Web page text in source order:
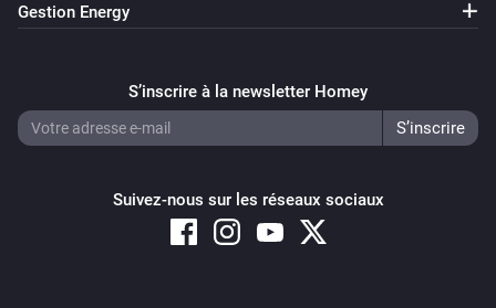
Client Wifi
Commutateur réseau
Gestion Energy
S’inscrire à la newsletter Homey
Suivez-nous sur les réseaux sociaux